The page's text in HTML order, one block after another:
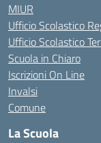
MIUR
Ufficio Scolastico
Ufficio Scolastico
Scuola in Chiaro
Iscrizioni On Line
Invalsi
Comune
La Scuola